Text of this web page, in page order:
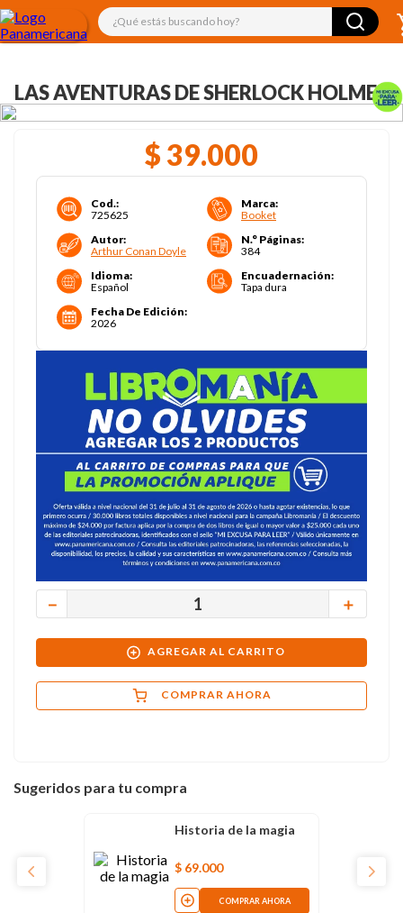
¿Qué estás buscando hoy?
LAS AVENTURAS DE SHERLOCK HOLMES
$ 39.000
Cod.:
725625
Marca:
Booket
Autor:
Arthur Conan Doyle
N.° Páginas:
384
Idioma:
Español
Encuadernación:
Tapa dura
Fecha De Edición:
2026
＋
－
AGREGAR AL CARRITO
COMPRAR AHORA
Sugeridos para tu compra
Historia de la magia
$ 69.000
COMPRAR AHORA